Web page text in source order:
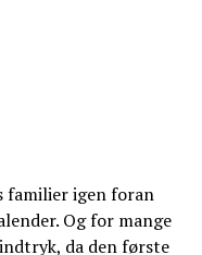
familier igen foran
Og for mange
da den første